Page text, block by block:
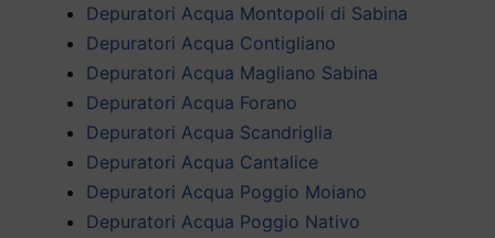
Depuratori Acqua Montopoli di Sabina
Depuratori Acqua Contigliano
Depuratori Acqua Magliano Sabina
Depuratori Acqua Forano
Depuratori Acqua Scandriglia
Depuratori Acqua Cantalice
Depuratori Acqua Poggio Moiano
Depuratori Acqua Poggio Nativo